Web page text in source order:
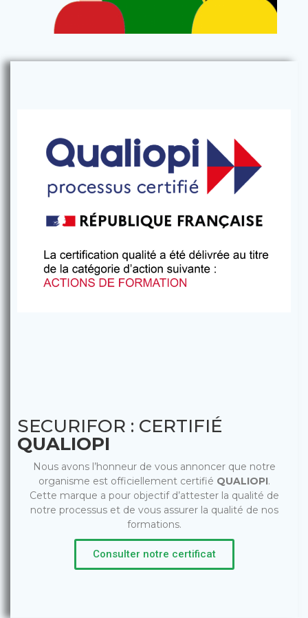
SECURIFOR : CERTIFIÉ
QUALIOPI
Nous avons l’honneur de vous annoncer que notre
organisme est officiellement certifié QUALIOPI.
Cette marque a pour objectif d’attester la qualité de
notre processus et de vous assurer la qualité de nos
formations.
Consulter notre certificat